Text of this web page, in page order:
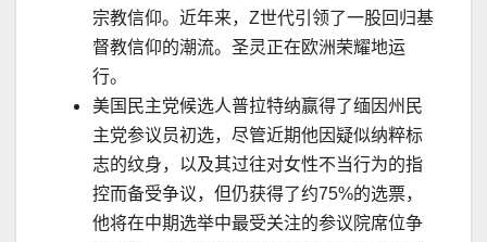
宗教信仰。近年来， Z世代引领了一股回归基
督教信仰的潮流。圣灵正在欧洲荣耀地运
行。
美国民主党候选人普拉特纳赢得了缅因州民
主党参议员初选，尽管近期他因疑似纳粹标
志的纹身，以及其过往对女性不当行为的指
控而备受争议，但仍获得了约75%的选票，
他将在中期选举中最受关注的参议院席位争